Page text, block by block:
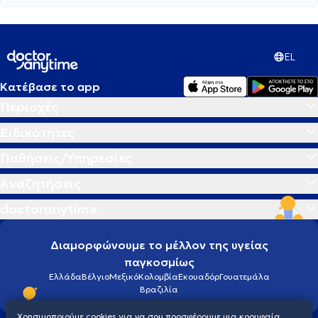
EL
Κατέβασε το app
Διαμορφώνουμε το μέλλον της υγείας
παγκοσμίως
ΕλλάδαΒέλγιοΜεξικόΚολομβίαΕκουαδόρΓουατεμάλα
Βραζιλία